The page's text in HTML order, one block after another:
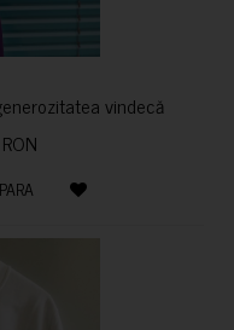
vindecă